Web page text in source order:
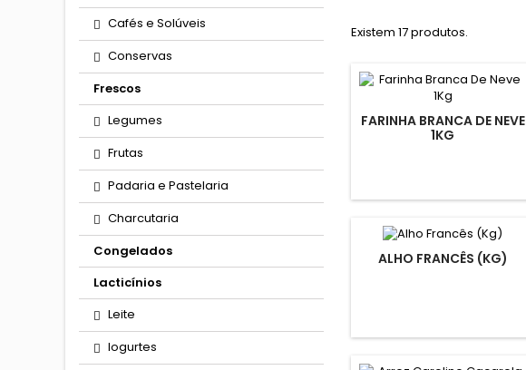
Cafés e Solúveis
Conservas
Frescos
Legumes
Frutas
Padaria e Pastelaria
Charcutaria
Congelados
Lacticínios
Leite
Iogurtes
Existem 17 produtos.
FARINHA BRANCA DE NEVE
1KG
ALHO FRANCÊS (KG)